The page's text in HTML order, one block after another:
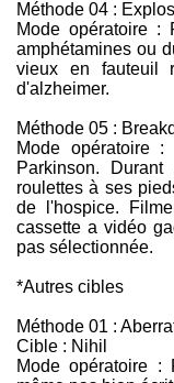
Méthode 04 :
Mode opératoire :
amphétamines ou
vieux en fauteuil
d'alzheimer.
Méthode 05 :
Mode opératoire
Parkinson.
roulettes à ses
de l'hospice.
cassette a vidéo
pas sélectionnée.
*Autres cibles
Méthode 01 :
Cible : Nihil
Mode opératoire